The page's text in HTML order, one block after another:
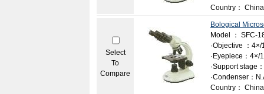
Country： China
Select
To
Compare
Bological
Model ： SFC-
·Objective ：
·Eyepiece：4×/
·Support stage
·Condenser：
Country： China